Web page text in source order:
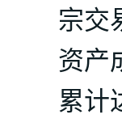
宗交
资产
累计